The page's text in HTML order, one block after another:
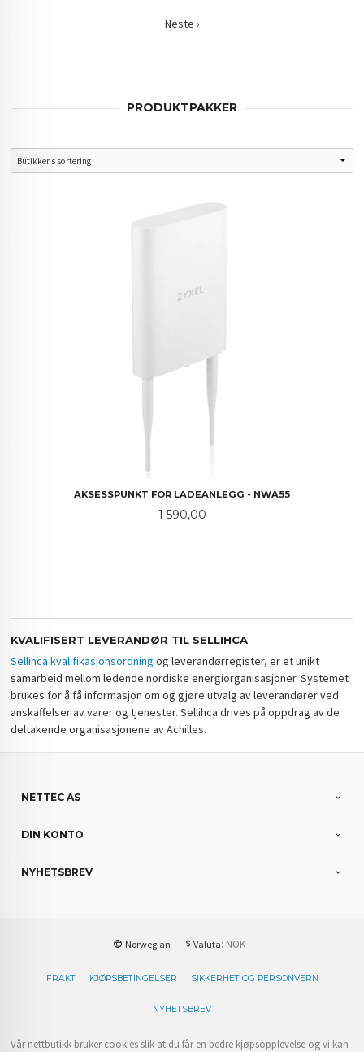
Neste ›
PRODUKTPAKKER
AKSESSPUNKT FOR LADEANLEGG - NWA55
Pris
1 590,00
KVALIFISERT LEVERANDØR TIL SELLIHCA
Sellihca kvalifikasjonsordning og leverandørregister, er et unikt
samarbeid mellom ledende nordiske energiorganisasjoner. Systemet
brukes for å få informasjon om og gjøre utvalg av leverandører ved
anskaffelser av varer og tjenester. Sellihca drives på oppdrag av de
deltakende organisasjonene av Achilles.
NETTEC AS
DIN KONTO
NYHETSBREV
Norwegian Valuta: NOK
FRAKT KJØPSBETINGELSER SIKKERHET OG PERSONVERN
NYHETSBREV
Vår nettbutikk bruker cookies slik at du får en bedre kjøpsopplevelse og vi kan